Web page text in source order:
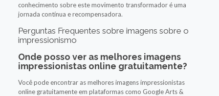
conhecimento sobre este movimento transformador é uma
jornada contínua e recompensadora.
Perguntas Frequentes sobre imagens sobre o
impressionismo
Onde posso ver as melhores imagens
impressionistas online gratuitamente?
Você pode encontrar as melhores imagens impressionistas
online gratuitamente em plataformas como Google Arts &